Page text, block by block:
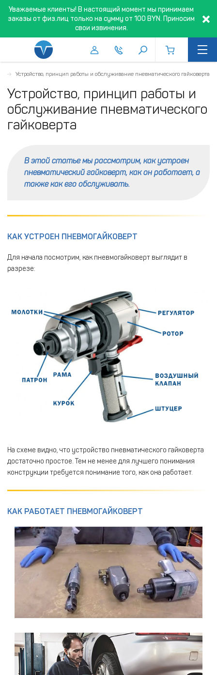
Уважаемые клиенты! В настоящий момент мы принимаем
заказы от физ.лиц только на сумму от 100 BYN. Приносим
свои извинения.
Устройство, принцип работы и обслуживание пневматического гайковерта
Устройство, принцип работы и
обслуживание пневматического
гайковерта
В этой статье мы рассмотрим, как устроен
пневматический гайковерт, как он работает, а
также как его обслуживать.
КАК УСТРОЕН ПНЕВМОГАЙКОВЕРТ
Для начала посмотрим, как пневмогайковерт выглядит в
разрезе:
На схеме видно, что устройство пневматического гайковерта
достаточно простое. Тем не менее для лучшего понимания
конструкции требуется понимание того, как она работает.
КАК РАБОТАЕТ ПНЕВМОГАЙКОВЕРТ